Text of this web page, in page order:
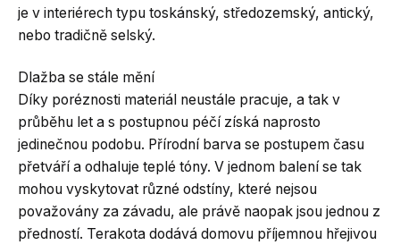
je v interiérech typu toskánský, středozemský, antický,
nebo tradičně selský.
Dlažba se stále mění
Díky poréznosti materiál neustále pracuje, a tak v
průběhu let a s postupnou péčí získá naprosto
jedinečnou podobu. Přírodní barva se postupem času
přetváří a odhaluje teplé tóny. V jednom balení se tak
mohou vyskytovat různé odstíny, které nejsou
považovány za závadu, ale právě naopak jsou jednou z
předností. Terakota dodává domovu příjemnou hřejivou